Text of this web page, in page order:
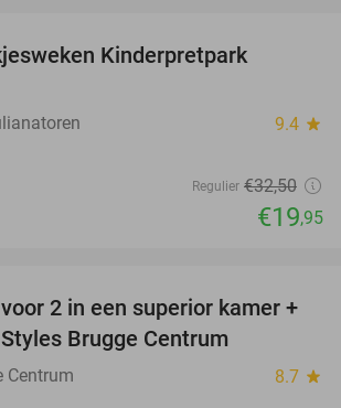
Kinderpretpark
9.4 star
Regulier €32,50
€19,95
15%
2 in een superior kamer +
Brugge Centrum
Centrum 8.7 star